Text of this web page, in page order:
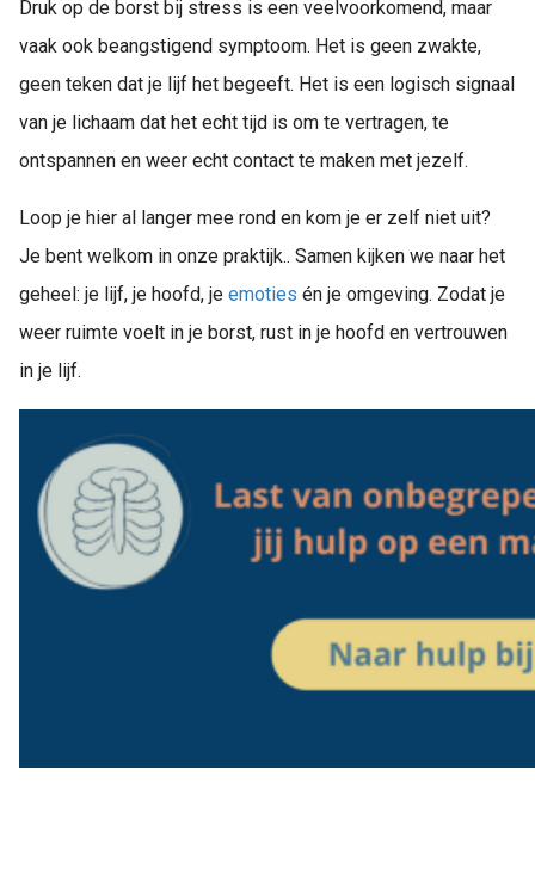
Druk op de borst bij stress is een veelvoorkomend, maar
vaak ook beangstigend symptoom. Het is geen zwakte,
geen teken dat je lijf het begeeft. Het is een logisch signaal
van je lichaam dat het echt tijd is om te vertragen, te
ontspannen en weer echt contact te maken met jezelf.
Loop je hier al langer mee rond en kom je er zelf niet uit?
Je bent welkom in onze praktijk.. Samen kijken we naar het
geheel: je lijf, je hoofd, je emoties én je omgeving. Zodat je
weer ruimte voelt in je borst, rust in je hoofd en vertrouwen
in je lijf.